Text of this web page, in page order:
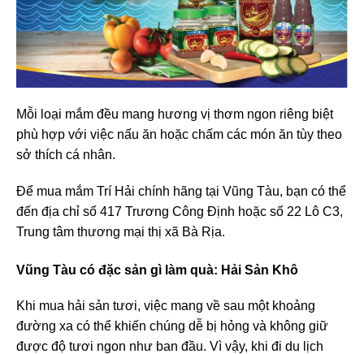
Mỗi loại mắm đều mang hương vị thơm ngon riêng biệt
phù hợp với việc nấu ăn hoặc chấm các món ăn tùy theo
sở thích cá nhân.
Để mua mắm Trí Hải chính hãng tại Vũng Tàu, bạn có thể
đến địa chỉ số 417 Trương Công Định hoặc số 22 Lô C3,
Trung tâm thương mại thị xã Bà Rịa.
Vũng Tàu có đặc sản gì làm quà: Hải Sản Khô
Khi mua hải sản tươi, việc mang về sau một khoảng
đường xa có thể khiến chúng dễ bị hỏng và không giữ
được độ tươi ngon như ban đầu. Vì vậy, khi đi du lịch